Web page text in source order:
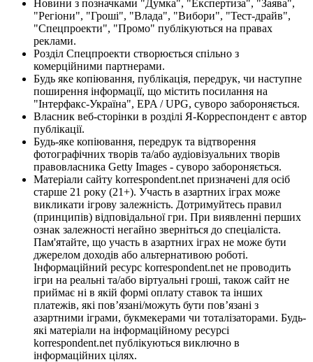
Новини з позначками "Думка", "Експертиза", "Заява",
"Регіони", "Гроші", "Влада", "Вибори", "Тест-драйв",
"Спецпроекти", "Промо" публікуються на правах
реклами.
Розділ Спецпроекти створюється спільно з
комерційними партнерами.
Будь яке копіювання, публікація, передрук, чи наступне
поширення інформації, що містить посилання на
"Інтерфакс-Україна", EPA / UPG, суворо забороняється.
Власник веб-сторінки в розділі Я-Корреспондент є автор
публікації.
Будь-яке копіювання, передрук та відтворення
фотографічних творів та/або аудіовізуальних творів
правовласника Getty Images - суворо забороняється.
Матеріали сайту korrespondent.net призначені для осіб
старше 21 року (21+). Участь в азартних іграх може
викликати ігрову залежність. Дотримуйтесь правил
(принципів) відповідальної гри. При виявленні перших
ознак залежності негайно зверніться до спеціаліста.
Пам'ятайте, що участь в азартних іграх не може бути
джерелом доходів або альтернативою роботі.
Інформаційний ресурс korrespondent.net не проводить
ігри на реальні та/або віртуальні гроші, також сайт не
приймає ні в якій формі оплату ставок та інших
платежів, які пов’язані/можуть бути пов’язані з
азартними іграми, букмекерами чи тоталізаторами. Будь-
які матеріали на інформаційному ресурсі
korrespondent.net публікуються виключно в
інформаційних цілях.